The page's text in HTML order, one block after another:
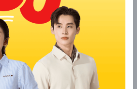
cầu kỳ.